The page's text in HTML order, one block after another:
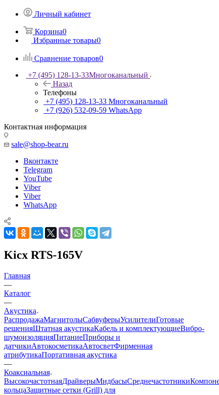
Личный кабинет
Корзина0
Избранные товары0
Сравнение товаров0
+7 (495) 128-13-33Многоканальный
Назад
Телефоны
+7 (495) 128-13-33 Многоканальный
+7 (926) 532-09-59 WhatsApp
Контактная информация
sale@shop-bear.ru
Вконтакте
Telegram
YouTube
Viber
Viber
WhatsApp
Kicx RTS-165V
Главная
—
Каталог
—
Акустика
РаспродажаМагнитолыСабвуферыУсилителиГотовые
решенияШтатная акустикаКабель и комплектующиеВибро-
шумоизоляцияПитаниеПриборы и
датчикиАвтокосметикаАвтосветФирменная
атрибутикаПортативная акустика
—
Коаксиальная
ВысокочастотнаяДрайверыМидбасыСреднечастотники
кольцаЗащитные сетки (Grill) для